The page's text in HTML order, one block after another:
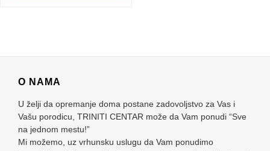
O NAMA
U želji da opremanje doma postane zadovoljstvo za Vas i
Vašu porodicu, TRINITI CENTAR može da Vam ponudi “Sve
na jednom mestu!”
Mi možemo, uz vrhunsku uslugu da Vam ponudimo